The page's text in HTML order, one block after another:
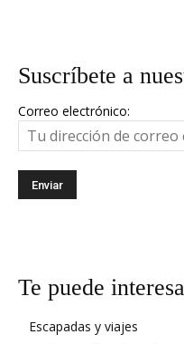
Suscríbete a
Correo electrónico:
Te puede
Escapadas y viajes